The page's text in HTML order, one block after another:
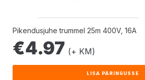
Pikendusjuhe trummel 25m 400V, 16A
€4.97 (+ KM)
LISA PÄRINGUSSE